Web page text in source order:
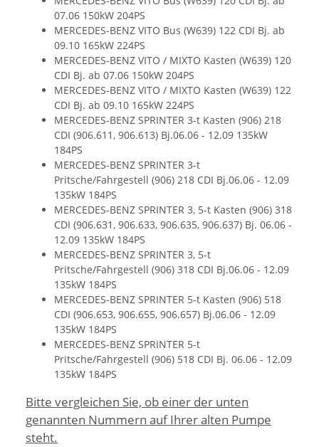
07.06 150kW 204PS
MERCEDES-BENZ VITO Bus (W639) 122 CDI Bj. ab
09.10 165kW 224PS
MERCEDES-BENZ VITO / MIXTO Kasten (W639) 120
CDI Bj. ab 07.06 150kW 204PS
MERCEDES-BENZ VITO / MIXTO Kasten (W639) 122
CDI Bj. ab 09.10 165kW 224PS
MERCEDES-BENZ SPRINTER 3-t Kasten (906) 218
CDI (906.611, 906.613) Bj.06.06 - 12.09 135kW
184PS
MERCEDES-BENZ SPRINTER 3-t
Pritsche/Fahrgestell (906) 218 CDI Bj.06.06 - 12.09
135kW 184PS
MERCEDES-BENZ SPRINTER 3, 5-t Kasten (906) 318
CDI (906.631, 906.633, 906.635, 906.637) Bj. 06.06 -
12.09 135kW 184PS
MERCEDES-BENZ SPRINTER 3, 5-t
Pritsche/Fahrgestell (906) 318 CDI Bj.06.06 - 12.09
135kW 184PS
MERCEDES-BENZ SPRINTER 5-t Kasten (906) 518
CDI (906.653, 906.655, 906.657) Bj.06.06 - 12.09
135kW 184PS
MERCEDES-BENZ SPRINTER 5-t
Pritsche/Fahrgestell (906) 518 CDI Bj. 06.06 - 12.09
135kW 184PS
Bitte vergleichen Sie, ob einer der unten
genannten Nummern auf Ihrer alten Pumpe
steht.